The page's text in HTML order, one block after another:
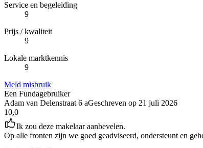
Service en begeleiding
9
Prijs / kwaliteit
9
Lokale marktkennis
9
Meld misbruik
Een Fundagebruiker
Adam van Delenstraat 6 aGeschreven op 21 juli 2026
10,0
Ik zou deze makelaar aanbevelen.
Op alle fronten zijn we goed geadviseerd, ondersteunt en